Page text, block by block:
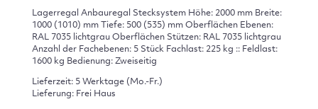
Lagerregal Anbauregal Stecksystem Höhe: 2000 mm Breite:
1000 (1010) mm Tiefe: 500 (535) mm Oberflächen Ebenen:
RAL 7035 lichtgrau Oberflächen Stützen: RAL 7035 lichtgrau
Anzahl der Fachebenen: 5 Stück Fachlast: 225 kg :: Feldlast:
1600 kg Bedienung: Zweiseitig
Lieferzeit: 5 Werktage (Mo.-Fr.)
Lieferung: Frei Haus